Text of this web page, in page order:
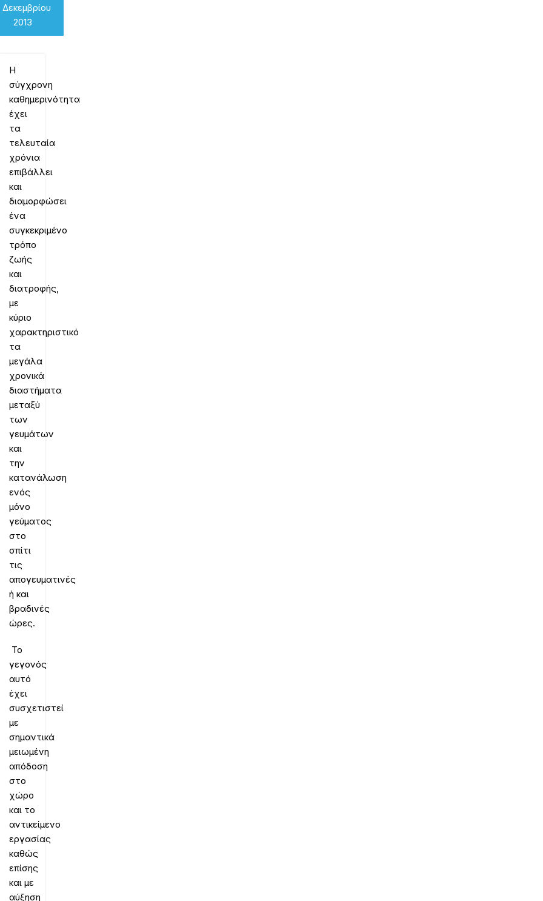
2013
Η
σύγχρονη
καθημερινότητα
έχει
τα
τελευταία
χρόνια
επιβάλλει
και
διαμορφώσει
ένα
συγκεκριμένο
τρόπο
ζωής
και
διατροφής,
με
κύριο
χαρακτηριστικό
τα
μεγάλα
χρονικά
διαστήματα
μεταξύ
των
γευμάτων
και
την
κατανάλωση
ενός
μόνο
γεύματος
στο
σπίτι
τις
απογευματινές
ή και
βραδινές
ώρες.
Το
γεγονός
αυτό
έχει
συσχετιστεί
με
σημαντικά
μειωμένη
απόδοση
στο
χώρο
και το
αντικείμενο
εργασίας
καθώς
επίσης
και με
αύξηση